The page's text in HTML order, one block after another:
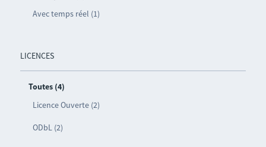
Avec temps réel (1)
LICENCES
Toutes (4)
Licence Ouverte (2)
ODbL (2)